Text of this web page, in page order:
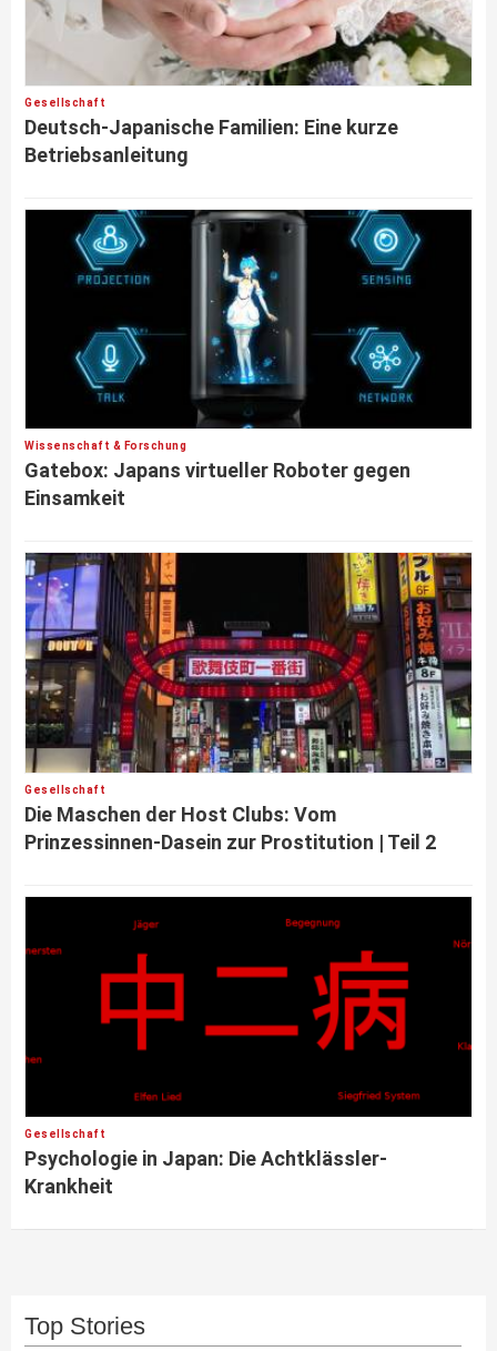
Gesellschaft
Deutsch-Japanische Familien: Eine kurze
Betriebsanleitung
Wissenschaft & Forschung
Gatebox: Japans virtueller Roboter gegen
Einsamkeit
Gesellschaft
Die Maschen der Host Clubs: Vom
Prinzessinnen-Dasein zur Prostitution | Teil 2
Gesellschaft
Psychologie in Japan: Die Achtklässler-
Krankheit
Top Stories